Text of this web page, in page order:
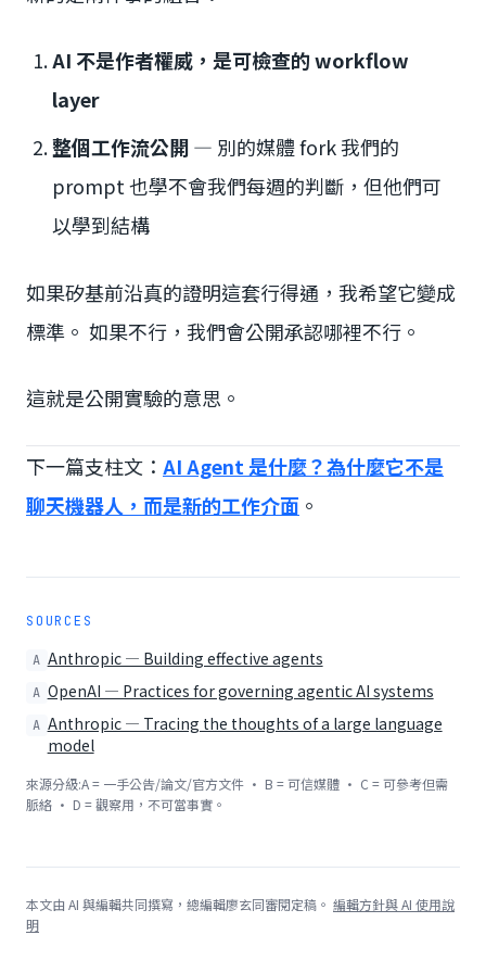
AI 不是作者權威，是可檢查的 workflow
layer
整個工作流公開— 別的媒體 fork 我們的
prompt 也學不會我們每週的判斷，但他們可
以學到結構
如果矽基前沿真的證明這套行得通，我希望它變成
標準。 如果不行，我們會公開承認哪裡不行。
這就是公開實驗的意思。
下一篇支柱文： AI Agent 是什麼？為什麼它不是
聊天機器人，而是新的工作介面 。
SOURCES
A Anthropic — Building effective agents
A OpenAI — Practices for governing agentic AI systems
A Anthropic — Tracing the thoughts of a large language
model
來源分級:A = 一手公告/論文/官方文件 · B = 可信媒體 · C = 可參考但需
脈絡 · D = 觀察用，不可當事實。
本文由 AI 與編輯共同撰寫，總編輯廖玄同審閱定稿。 編輯方針與 AI 使用說
明